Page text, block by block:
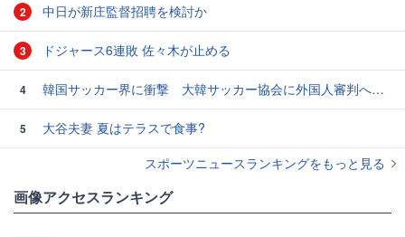
2 中日が新庄監督招聘を検討か
3 ドジャース6連敗 佐々木が止める
4 韓国サッカー界に衝撃 大韓サッカー協会に外国人審判への“性的接待”疑惑 韓国メディアが報道
5
大谷夫妻 夏はテラスで食事?
スポーツニュースランキングをもっと見る
画像アクセスランキング